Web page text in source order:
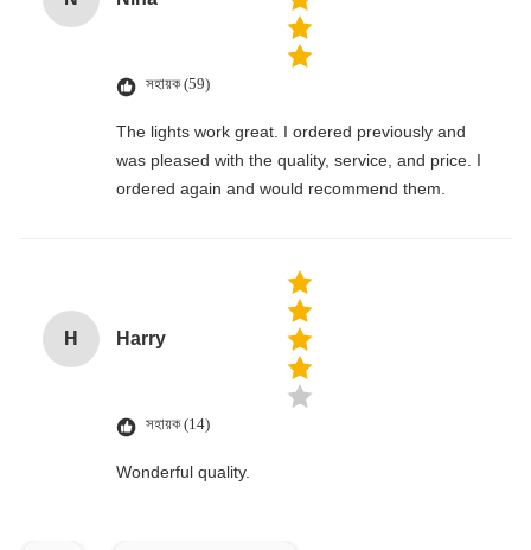
সহায়ক (59)
The lights work great. I ordered previously and
was pleased with the quality, service, and price. I
ordered again and would recommend them.
H Harry
সহায়ক (14)
Wonderful quality.